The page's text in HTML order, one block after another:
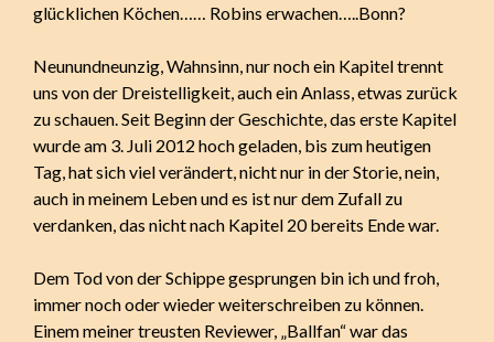
glücklichen Köchen…… Robins erwachen…..Bonn?
Neunundneunzig, Wahnsinn, nur noch ein Kapitel trennt
uns von der Dreistelligkeit, auch ein Anlass, etwas zurück
zu schauen. Seit Beginn der Geschichte, das erste Kapitel
wurde am 3. Juli 2012 hoch geladen, bis zum heutigen
Tag, hat sich viel verändert, nicht nur in der Storie, nein,
auch in meinem Leben und es ist nur dem Zufall zu
verdanken, das nicht nach Kapitel 20 bereits Ende war.
Dem Tod von der Schippe gesprungen bin ich und froh,
immer noch oder wieder weiterschreiben zu können.
Einem meiner treusten Reviewer, „Ballfan“ war das